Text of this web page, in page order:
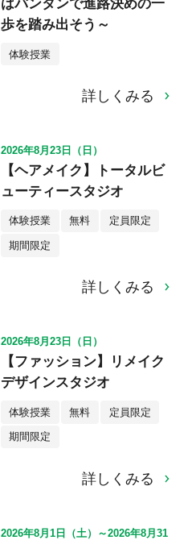
はバンタンで進路決めの一
歩を踏み出そう～
体験授業
詳しくみる
2026年8月23日（日）
【ヘアメイク】トータルビ
ューティースタジオ
体験授業 無料 定員限定
期間限定
詳しくみる
2026年8月23日（日）
【ファッション】リメイク
デザインスタジオ
体験授業 無料 定員限定
期間限定
詳しくみる
2026年8月1日（土）～2026年8月31